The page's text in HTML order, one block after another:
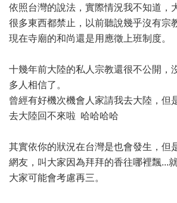
依照台灣的說法，實際情況我不知道，
很多東西都禁止，以前聽說幾乎沒有宗
現在寺廟的和尚還是用應徵上班制度。
十幾年前大陸的私人宗教還很不公開，
多人相信了。
曾經有好機次機會人家請我去大陸，但
去大陸回不來啦 哈哈哈哈
其實依你的狀況在台灣是也會發生，但
網友，叫大家因為拜拜的香往哪裡飄...
大家可能會考慮再三。